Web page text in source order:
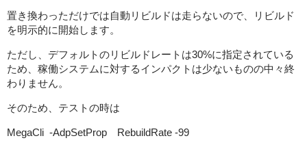
置き換わっただけでは自動リビルドは走らないので、リビルド
を明示的に開始します。
ただし、デフォルトのリビルドレートは30%に指定されている
ため、稼働システムに対するインパクトは少ないものの中々終
わりません。
そのため、テストの時は
MegaCli -AdpSetProp RebuildRate -99